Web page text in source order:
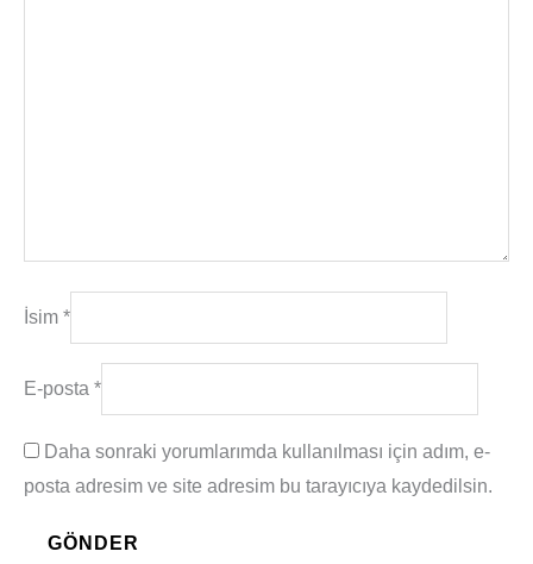
İsim *
E-posta *
Daha sonraki yorumlarımda kullanılması için adım, e-
posta adresim ve site adresim bu tarayıcıya kaydedilsin.